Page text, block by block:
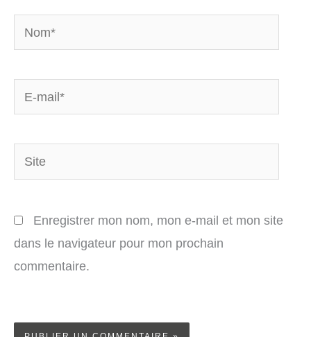
Nom*
E-
mail*
Site
Enregistrer mon nom, mon e-mail et mon site
dans le navigateur pour mon prochain
commentaire.